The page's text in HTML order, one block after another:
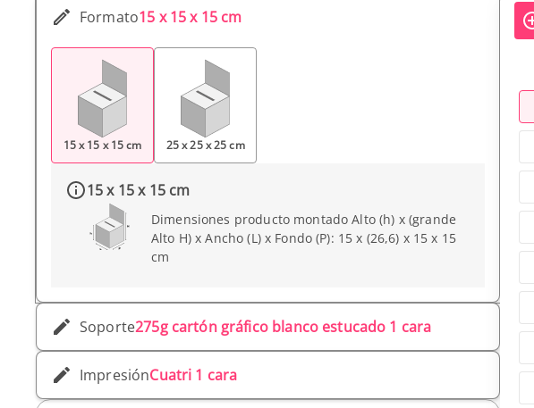
Formato15 x 15 x 15 cm
15 x 15 x 15 cm 25 x 25 x 25 cm
15 x 15 x 15 cm
Dimensiones producto montado Alto (h) x (grande
Alto H) x Ancho (L) x Fondo (P): 15 x (26,6) x 15 x 15
cm
Soporte275g cartón gráfico blanco estucado 1 cara
ImpresiónCuatri 1 cara